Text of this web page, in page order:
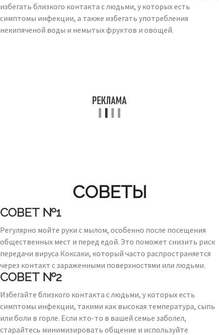
избегать близкого контакта с людьми, у которых есть
симптомы инфекции, а также избегать употребления
некипяченой воды и немытых фруктов и овощей.
СОВЕТЫ
СОВЕТ №1
Регулярно мойте руки с мылом, особенно после посещения
общественных мест и перед едой. Это поможет снизить риск
передачи вируса Коксаки, который часто распространяется
через контакт с зараженными поверхностями или людьми.
СОВЕТ №2
Избегайте близкого контакта с людьми, у которых есть
симптомы инфекции, такими как высокая температура, сыпь
или боли в горле. Если кто-то в вашей семье заболел,
старайтесь минимизировать общение и используйте